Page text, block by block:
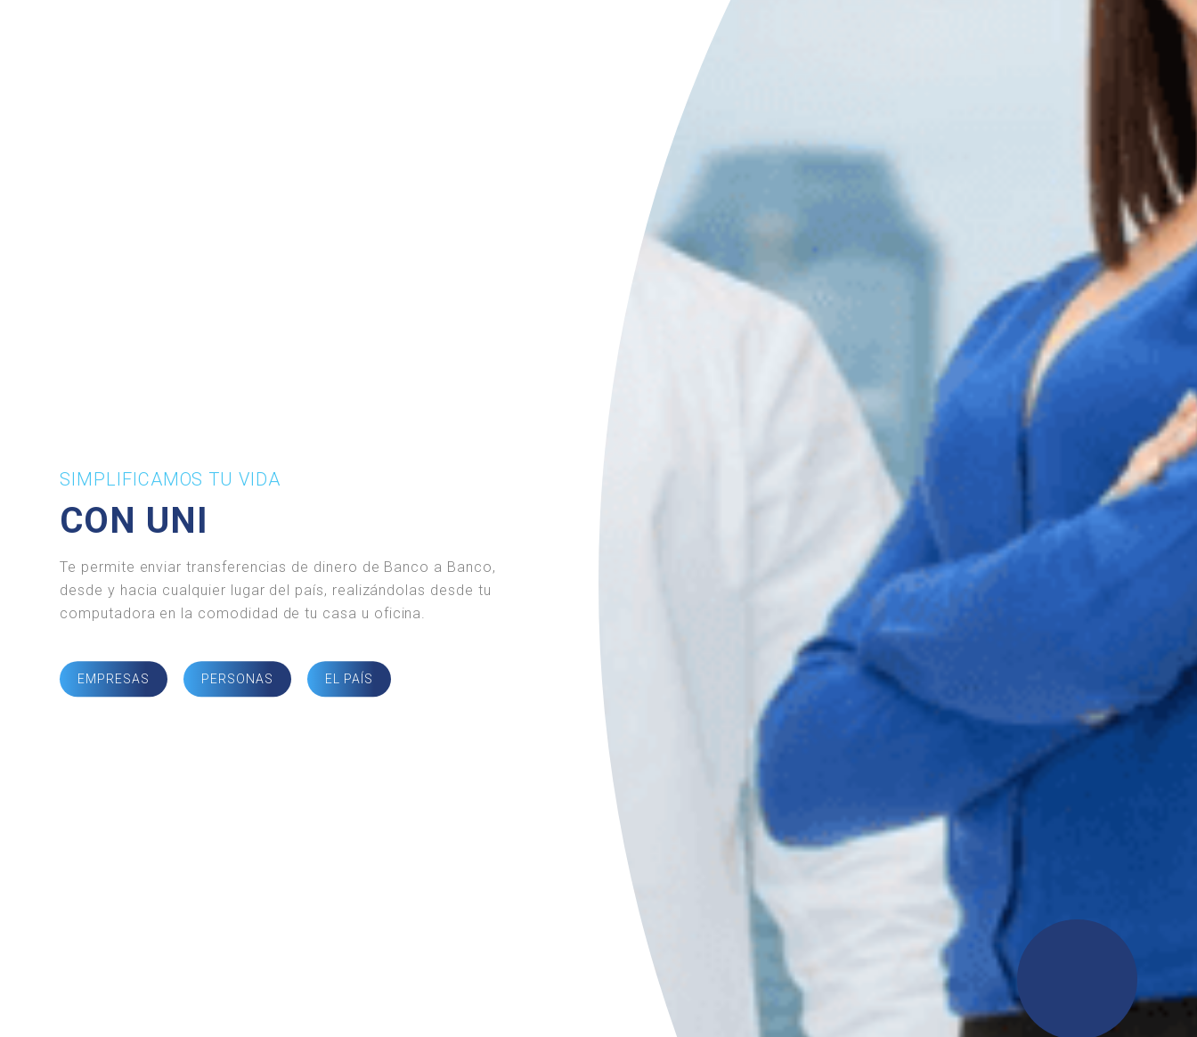
SIMPLIFICAMOS TU VIDA
CON UNI
Te permite enviar transferencias de dinero de Banco a Banco,
desde y hacia cualquier lugar del país, realizándolas desde tu
computadora en la comodidad de tu casa u oficina.
EMPRESAS PERSONAS EL PAÍS